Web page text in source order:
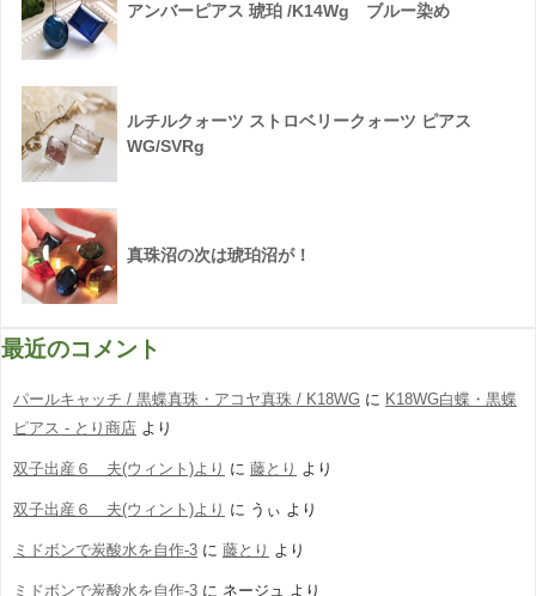
アンバーピアス 琥珀 /K14Wg ブルー染め
ルチルクォーツ ストロベリークォーツ ピアス
WG/SVRg
真珠沼の次は琥珀沼が！
最近のコメント
パールキャッチ / 黒蝶真珠・アコヤ真珠 / K18WG に K18WG白蝶・黒蝶
ピアス - とり商店 より
双子出産６ 夫(ウィント)より に 藤とり より
双子出産６ 夫(ウィント)より に うぃ より
ミドボンで炭酸水を自作-3 に 藤とり より
ミドボンで炭酸水を自作-3 に ネージュ より